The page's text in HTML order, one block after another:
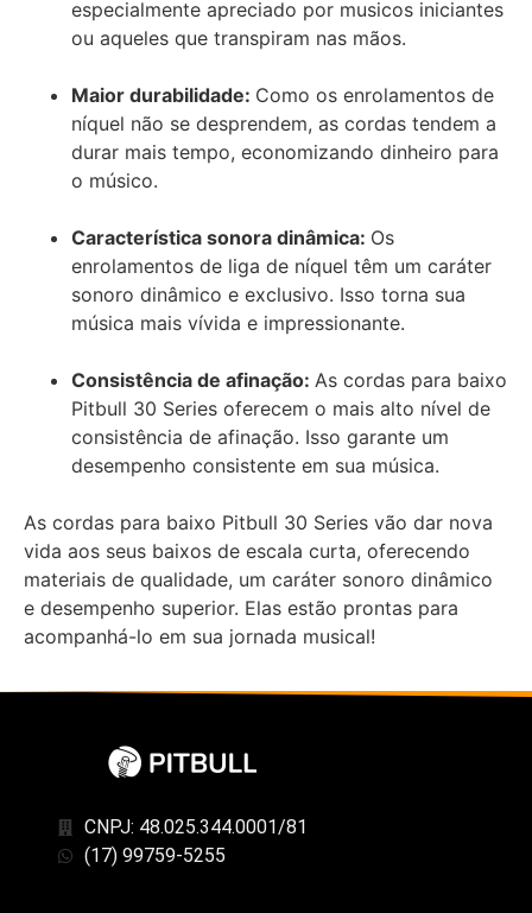
especialmente apreciado por musicos iniciantes
ou aqueles que transpiram nas mãos.
Maior durabilidade: Como os enrolamentos de
níquel não se desprendem, as cordas tendem a
durar mais tempo, economizando dinheiro para
o músico.
Característica sonora dinâmica: Os
enrolamentos de liga de níquel têm um caráter
sonoro dinâmico e exclusivo. Isso torna sua
música mais vívida e impressionante.
Consistência de afinação: As cordas para baixo
Pitbull 30 Series oferecem o mais alto nível de
consistência de afinação. Isso garante um
desempenho consistente em sua música.
As cordas para baixo Pitbull 30 Series vão dar nova
vida aos seus baixos de escala curta, oferecendo
materiais de qualidade, um caráter sonoro dinâmico
e desempenho superior. Elas estão prontas para
acompanhá-lo em sua jornada musical!
CNPJ: 48.025.344.0001/81
(17) 99759-5255